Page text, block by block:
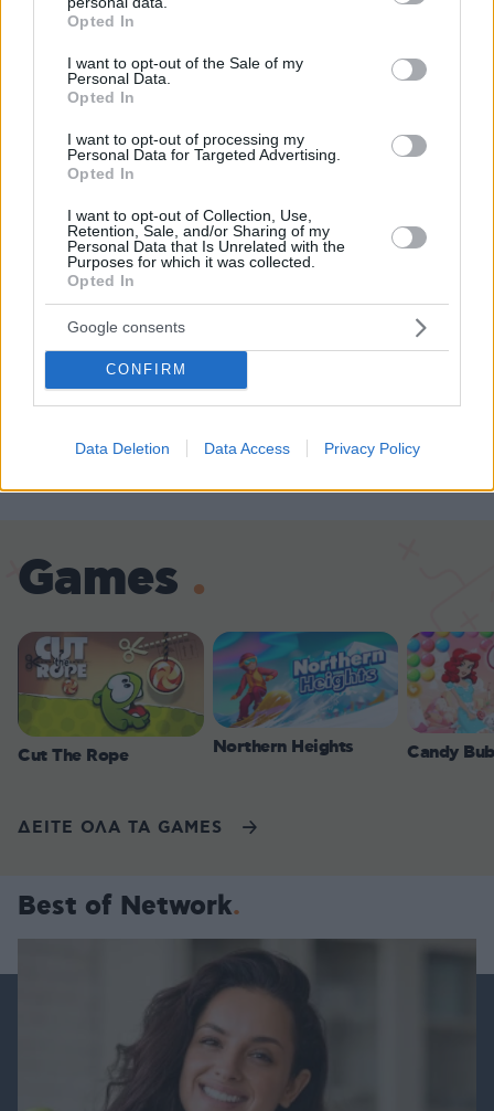
grant or deny consent to Google and its third-party tags to
use your data for below specified purposes in below Google
consent section.
Opted In
I want to opt-out of the Sale of my
Personal Data.
Opted In
I want to opt-out of processing my
Personal Data for Targeted Advertising.
Opted In
I want to opt-out of Collection, Use,
Retention, Sale, and/or Sharing of my
Personal Data that Is Unrelated with the
Purposes for which it was collected.
Opted In
Google consents
CONFIRM
Data Deletion Data Access Privacy Policy
06.08.2026, 11:01
Στέφανο, ο ένας έπαθε
ηλεκτροπληξία και έπεσε από ύψος, οι
δύο συνεργοί του τον παράτησαν
νεκρό σε αυτοκίνητο
06.08.2026, 12:10 228
δολοφονία του 58χρονου ψυχολόγου
στο Ναύπλιο
πριν μία ώρα
Games
Cut The Rope Northern Heights Candy
ΔΕΙΤΕ ΟΛΑ ΤΑ GAMES
Best of Network